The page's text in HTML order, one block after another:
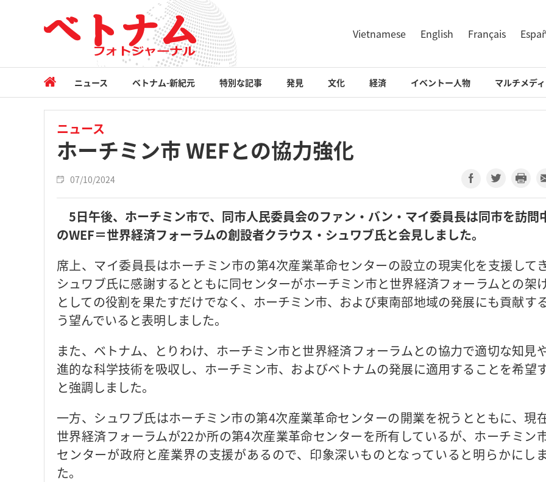
Vietnamese English Français
ニュース ベトナム-新紀元 特別な記事 発見 文化 経済 イベントー人物 マルチメデ
ニュース
ホーチミン市 WEFとの協力強化
07/10/2024
5日午後、ホーチミン市で、同市人民委員会のファン・バン・マイ委員長は同市を訪問
のWEF＝世界経済フォーラムの創設者クラウス・シュワブ氏と会見しました。
席上、マイ委員長はホーチミン市の第4次産業革命センターの設立の現実化を支援して
シュワブ氏に感謝するとともに同センターがホーチミン市と世界経済フォーラムとの架
としての役割を果たすだけでなく、ホーチミン市、および東南部地域の発展にも貢献す
う望んでいると表明しました。
また、ベトナム、とりわけ、ホーチミン市と世界経済フォーラムとの協力で適切な知見
進的な科学技術を吸収し、ホーチミン市、およびベトナムの発展に適用することを希望
と強調しました。
一方、シュワブ氏はホーチミン市の第4次産業革命センターの開業を祝うとともに、現
世界経済フォーラムが22か所の第4次産業革命センターを所有しているが、ホーチミン
センターが政府と産業界の支援があるので、印象深いものとなっていると明らかにし
た。